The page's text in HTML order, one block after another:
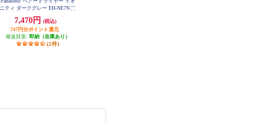
ニティ ダークグレー EH-NE7N-H
7,470円
(税込)
747円分ポイント還元
発送目安: 即納（在庫あり）
(2件)